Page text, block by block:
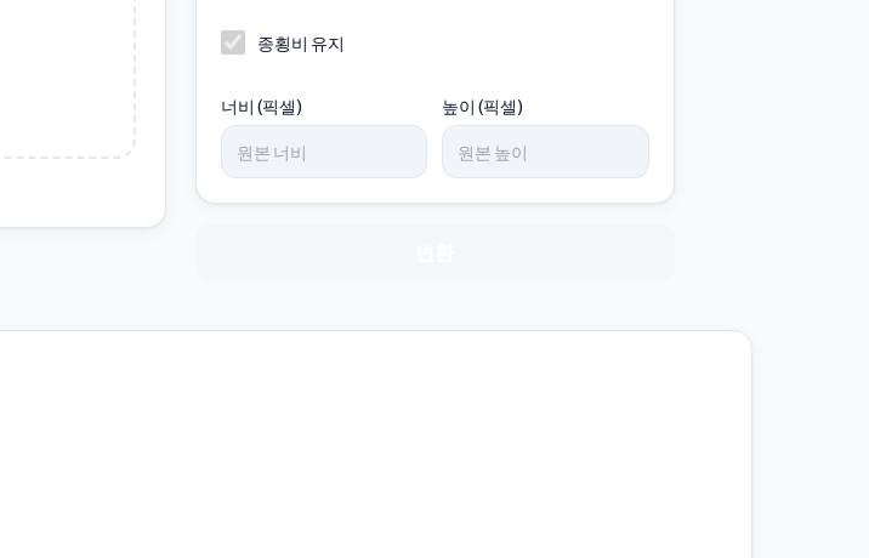
종횡비 유지
너비 (픽셀) 높이 (픽셀)